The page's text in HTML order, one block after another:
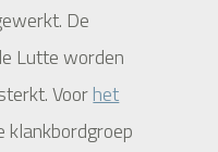
De
Lutte worden
Voorhet